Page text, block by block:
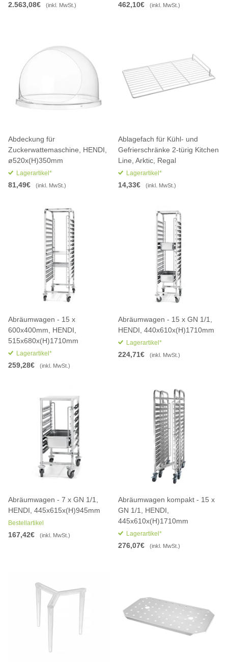
2.563,08€ (inkl. MwSt.) 462,10€ (inkl. MwSt.)
Abdeckung für
Zuckerwattemaschine, HENDI,
ø520x(H)350mm
Lagerartikel*
81,49€ (inkl. MwSt.)
Ablagefach für Kühl- und
Gefrierschränke 2-türig Kitchen
Line, Arktic, Regal
Lagerartikel*
14,33€ (inkl. MwSt.)
Abräumwagen - 15 x
600x400mm, HENDI,
515x680x(H)1710mm
Lagerartikel*
259,28€ (inkl. MwSt.)
Abräumwagen - 15 x GN 1/1,
HENDI, 440x610x(H)1710mm
Lagerartikel*
224,71€ (inkl. MwSt.)
Abräumwagen - 7 x GN 1/1,
HENDI, 445x615x(H)945mm
Bestellartikel
167,42€ (inkl. MwSt.)
Abräumwagen kompakt - 15 x
GN 1/1, HENDI,
445x610x(H)1710mm
Lagerartikel*
276,07€ (inkl. MwSt.)